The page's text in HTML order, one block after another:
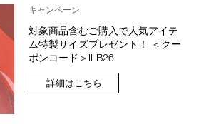
キャンペーン
対象商品含むご購入で人気アイテ
ム特製サイズプレゼント！ ＜クー
ポンコード＞ILB26
詳細はこちら